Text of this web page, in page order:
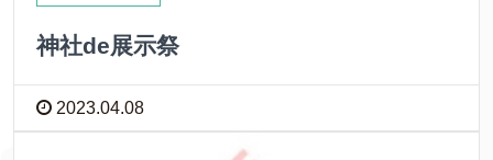
神社de展示祭
2023.04.08